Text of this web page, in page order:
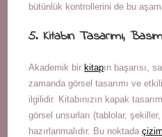
bütünlük kontrollerini de bu
5. Kitabın Tasarımı,
Akademik birkitapın başarısı,
zamanda görsel tasarımı ve
ilgilidir. Kitabınızın kapak
görsel unsurları (tablolar,
hazırlanmalıdır. Bu noktadaçizim